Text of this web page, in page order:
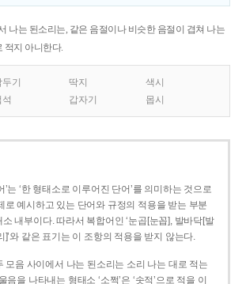
나는 된소리는, 같은 음절이나 비슷한 음절이 겹쳐 나는
적지 아니한다.
기 딱지
색시
석 갑자기 몹시
’는 ‘한 형태소로 이루어진 단어’를 의미하는 것으로
로 예시하고 있는 단어와 규정의 적용을 받는 부분
내부이다. 따라서 복합어인 ‘눈곱[눈꼽], 발바닥[발
]’와 같은 표기는 이 조항의 적용을 받지 않는다.
모음 사이에서 나는 된소리는 소리 나는 대로 적는
음을 나타내는 형태소 ‘소쩍’은 ‘솟적’으로 적을 이